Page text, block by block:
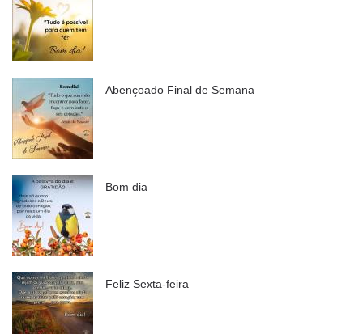
Abençoado Final de Semana
Bom dia
Feliz Sexta-feira